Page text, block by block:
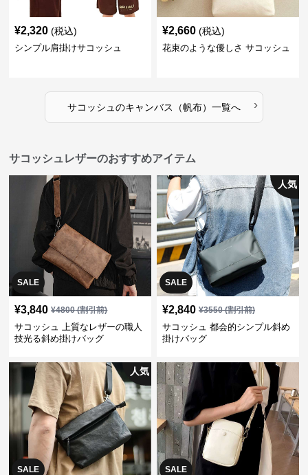
¥2,320 (税込)
シンプル肩掛けサコッシュ
¥2,660 (税込)
花束のような優しさ サコッシュ
サコッシュ のキャンバス（帆布） 一覧へ ›
サコッシュレザーのおすすめアイテム
SALE
¥3,840 ¥4800(割引前)
サコッシュ 上質なレザーの職人
技光る斜め掛けバッグ
SALE
人気
¥2,840 ¥3550(割引前)
サコッシュ 都会的シンプル斜め
掛けバッグ
SALE
人気
SALE